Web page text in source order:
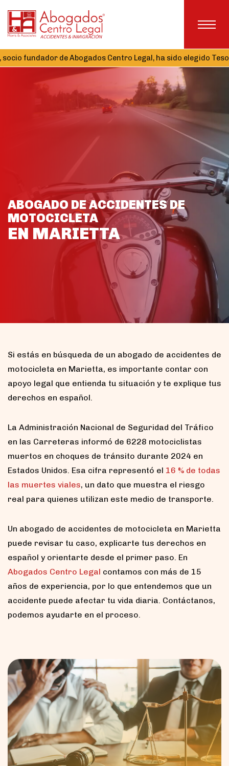
de Abogados Centro Legal, ha sido elegido Tesorero de la
ABOGADO DE ACCIDENTES DE
MOTOCICLETA
EN MARIETTA
Si estás en búsqueda de un abogado de accidentes de
motocicleta en Marietta, es importante contar con
apoyo legal que entienda tu situación y te explique tus
derechos en español.
La Administración Nacional de Seguridad del Tráfico
en las Carreteras informó de 6228 motociclistas
muertos en choques de tránsito durante 2024 en
Estados Unidos. Esa cifra representó el 16 % de todas
las muertes viales, un dato que muestra el riesgo
real para quienes utilizan este medio de transporte.
Un abogado de accidentes de motocicleta en Marietta
puede revisar tu caso, explicarte tus derechos en
español y orientarte desde el primer paso. En
Abogados Centro Legal contamos con más de 15
años de experiencia, por lo que entendemos que un
accidente puede afectar tu vida diaria. Contáctanos,
podemos ayudarte en el proceso.